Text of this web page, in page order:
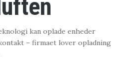
kan oplade enheder
– firmaet lover opladning